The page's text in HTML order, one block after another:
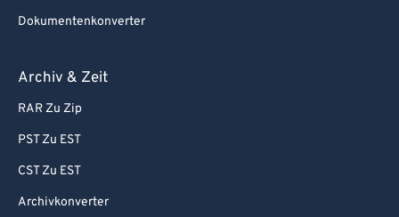
Dokumentenkonverter
Archiv & Zeit
RAR Zu Zip
PST Zu EST
CST Zu EST
Archivkonverter